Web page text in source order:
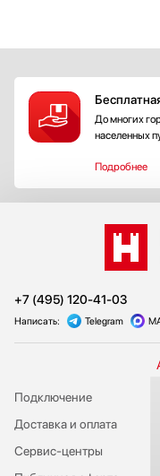
До многих
населенных
Подробнее
+7 (495) 120-41-03
Написать: Telegram
Подключение
Сервис-центры
Доставка и оплата